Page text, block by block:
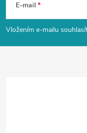
p
a
E-mail
Vložením e-mailu